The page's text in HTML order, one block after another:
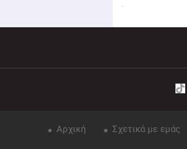
Αρχική Σχετικά με εμάς